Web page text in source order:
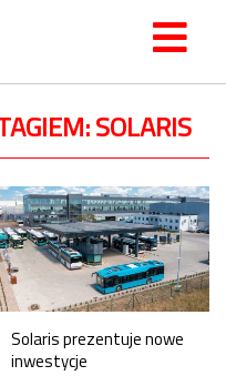
SOLARIS
Solaris prezentuje nowe
inwestycje